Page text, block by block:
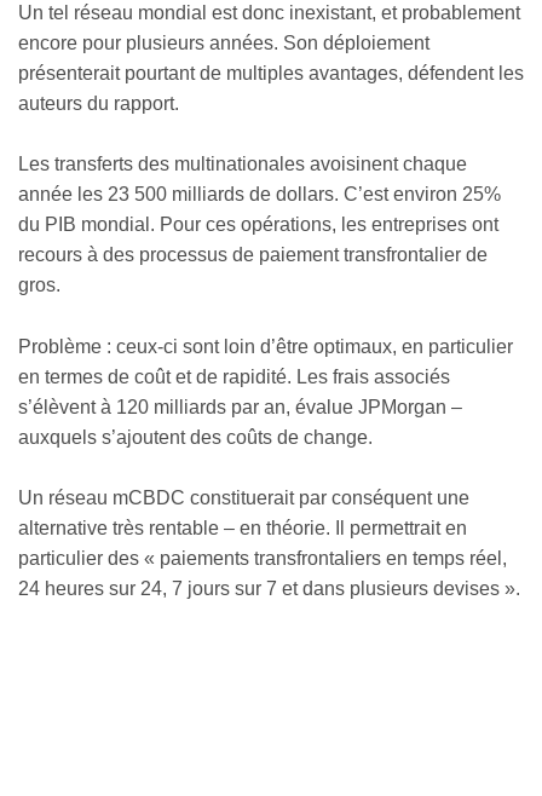
Un tel réseau mondial est donc inexistant, et probablement
encore pour plusieurs années. Son déploiement
présenterait pourtant de multiples avantages, défendent les
auteurs du rapport.
Les transferts des multinationales avoisinent chaque
année les 23 500 milliards de dollars. C’est environ 25%
du PIB mondial. Pour ces opérations, les entreprises ont
recours à des processus de paiement transfrontalier de
gros.
Problème : ceux-ci sont loin d’être optimaux, en particulier
en termes de coût et de rapidité. Les frais associés
s’élèvent à 120 milliards par an, évalue JPMorgan –
auxquels s’ajoutent des coûts de change.
Un réseau mCBDC constituerait par conséquent une
alternative très rentable – en théorie. Il permettrait en
particulier des « paiements transfrontaliers en temps réel,
24 heures sur 24, 7 jours sur 7 et dans plusieurs devises ».